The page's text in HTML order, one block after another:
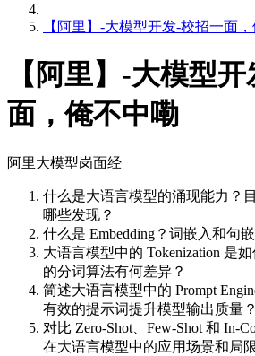
【阿里】-大模型开发-校招一面
【阿里】-大模型
面，俺不中嘞
阿里大模型岗面经
什么是大语言模型的涌现能力？
哪些发现？
什么是 Embedding？词嵌入和句
大语言模型中的 Tokenization 是
的分词算法有何差异？
简述大语言模型中的 Prompt
有效的提示词提升模型输出质量？
对比 Zero-Shot、Few-Shot 和 In-
在大语言模型中的应用场景和局